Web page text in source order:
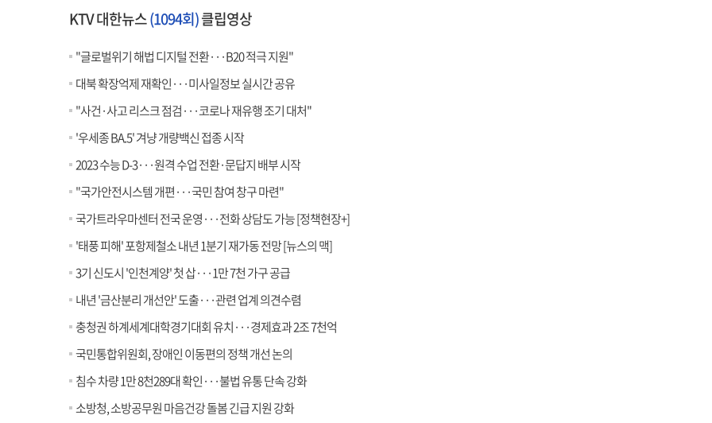
KTV 대한뉴스(1094회)클립영상
"글로벌위기 해법 디지털 전환···B20 적극 지원"
대북 확장억제 재확인···미사일정보 실시간 공유
"사건·사고 리스크 점검···코로나 재유행 조기 대처"
'우세종 BA.5' 겨냥 개량백신 접종 시작
2023 수능 D-3···원격 수업 전환·문답지 배부 시작
"국가안전시스템 개편···국민 참여 창구 마련"
국가트라우마센터 전국 운영···전화 상담도 가능 [정책현장+]
'태풍 피해' 포항제철소 내년 1분기 재가동 전망 [뉴스의 맥]
3기 신도시 '인천계양' 첫 삽···1만 7천 가구 공급
내년 '금산분리 개선안' 도출···관련 업계 의견수렴
충청권 하계세계대학경기대회 유치···경제효과 2조 7천억
국민통합위원회, 장애인 이동편의 정책 개선 논의
침수 차량 1만 8천289대 확인···불법 유통 단속 강화
소방청, 소방공무원 마음건강 돌봄 긴급 지원 강화